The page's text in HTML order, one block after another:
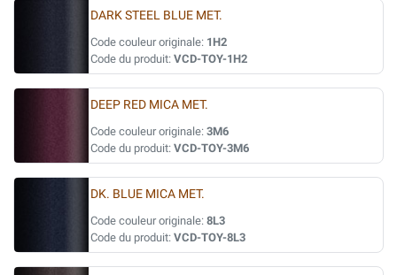
DARK STEEL BLUE MET.
Code couleur originale: 1H2
Code du produit: VCD-TOY-1H2
DEEP RED MICA MET.
Code couleur originale: 3M6
Code du produit: VCD-TOY-3M6
DK. BLUE MICA MET.
Code couleur originale: 8L3
Code du produit: VCD-TOY-8L3